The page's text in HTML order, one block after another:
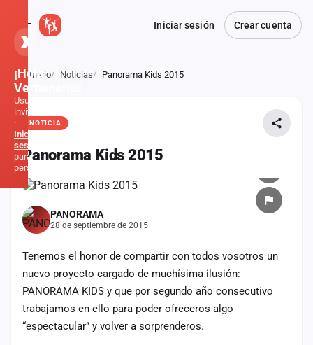
Iniciar sesión Crear cuenta
Atrás
Inicio Noticias Panorama Kids 2015
NOTICIA
Panorama Kids 2015
PANORAMA
28 de septiembre de 2015
Tenemos el honor de compartir con todos vosotros un
nuevo proyecto cargado de muchísima ilusión:
PANORAMA KIDS y que por segundo año consecutivo
trabajamos en ello para poder ofreceros algo
“espectacular” y volver a sorprenderos.
¡Hola,
Verbener@!
Usuario
invitado
·
Inicia
sesión
para
personalizar
Inicio
Formaciones
Fiestas
Mapa